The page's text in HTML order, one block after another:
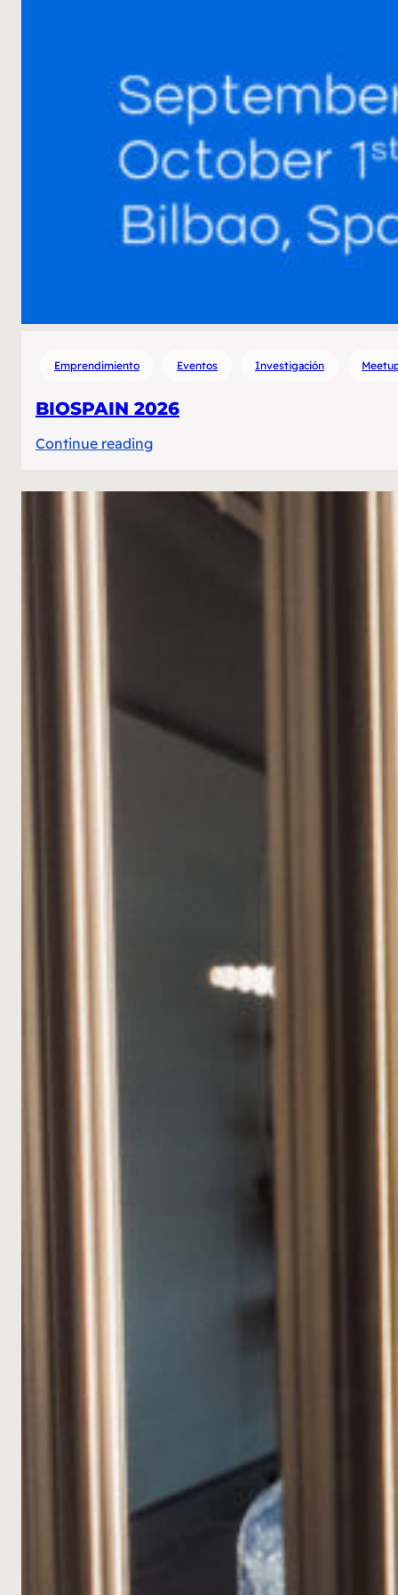
Emprendimiento Eventos Investigación
BIOSPAIN 2026
Continue reading:
2026